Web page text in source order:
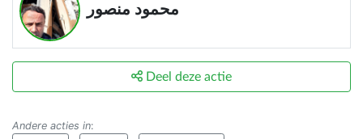
محمود منصور
Deel deze actie
Andere acties in: